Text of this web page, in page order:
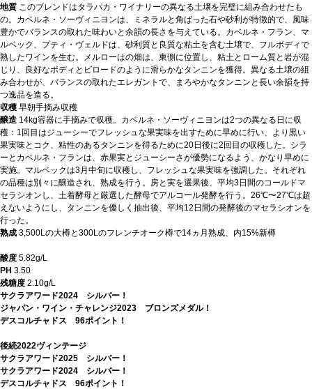
地質 このブレンドはタラパカ・ワイナリーの異なる土壌を完璧に組み合わせたも
の。カベルネ・ソーヴィニヨンは、ミネラルと角ばった石や砂利が特徴的で、風味
豊かでバランスの取れた味わいと余韻の長さを与えている。カベルネ・フラン、マ
ルベック、プティ・ヴェルドは、砂利質と良質な粘土を含む土壌で、フルボディで
熟したワインを生む。メルローはの畑は、東側に位置し、粘土とローム質と岩が混
じり、良好なボディとビロードのように滑らかなタンニンを獲得。異なる土壌の組
み合わせが、バランスの取れたエレガントで、まろやかなタンニンと長い余韻を持
つ逸品を造る。
収穫 早朝手摘み収穫
醸造 14kg容器に手摘みで収穫。カベルネ・ソーヴィニヨンは2つの異なる日に収
穫：1回目はジューシーでフレッシュな果実味を出すために早めに行い、より黒い
果実味とコク、粘性のあるタンニンを得るために20日後に2回目の収穫した。シラ
ーとカベルネ・フランは、赤果実とジューシーさが優勢になるよう、かなり早めに
実施。マルベックは3月中旬に収穫し、フレッシュな果実味を強調した。それぞれ
の品種は別々に醸造され、熟成を行う。房と実を選果後、平均3日間のコールドマ
セラシオンし、土着酵母と厳選した酵母でアルコール発酵を行う。26℃〜27℃は超
えないようにし、タンニンを優しく抽出後、平均12日間の発酵後のマセラシオンを
行った。
熟成 3,500Lの大樽と300Lのフレンチオーク樽で14ヵ月熟成、内15%新樽
酸度 5.82g/L
PH 3.50
残糖度 2.10g/L
サクラアワード2024 シルバー！
ジャパン・ワイン・チャレンジ2023 ブロンズメダル！
デスコルチャドス 96ポイント！
後続2022ヴィンテージ
サクラアワード2025 シルバー！
サクラアワード2024 シルバー！
デスコルチャドス 96ポイント！